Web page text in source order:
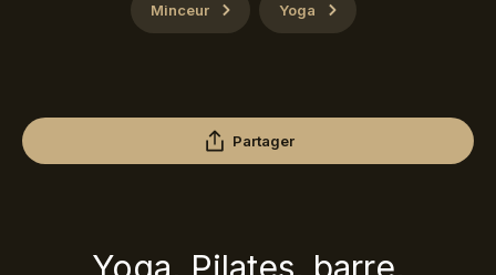
Minceur Yoga
Partager